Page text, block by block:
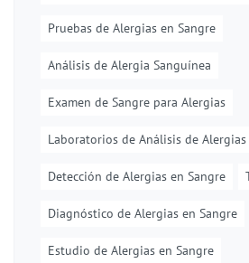
Pruebas de Alergias en Sangre
Análisis de Alergia Sanguínea
Examen de Sangre para Alergias
Laboratorios de Análisis de Alergias
Detección de Alergias en Sangre
Diagnóstico de Alergias en Sangre
Estudio de Alergias en Sangre